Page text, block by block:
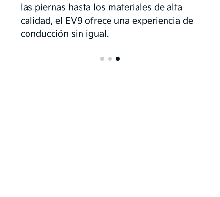
las piernas hasta los materiales de alta
calidad, el EV9 ofrece una experiencia de
conducción sin igual.